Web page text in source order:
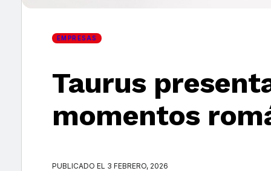
EMPRESAS
Taurus
momentos
PUBLICADO EL 3 FEBRERO, 2026